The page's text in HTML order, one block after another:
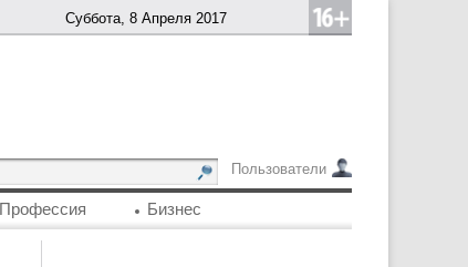
Суббота, 8 Апреля 2017
Пользователи
Профессия Бизнес